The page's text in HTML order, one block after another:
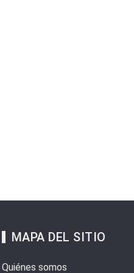
MAPA DEL SITIO
Quiénes somos